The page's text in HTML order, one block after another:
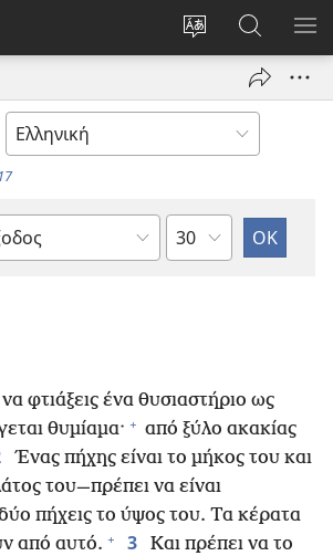
Αλλαγή
γλώσσας
ιστότοπου
Σύνδεση
(ανοίγει
παράθυρο)
στο
JW.ORG
Κεφάλαιο
φτιάξεις ένα θυσιαστήριο ως
θυμίαμα· + από ξύλο ακακίας
Ένας πήχης είναι το μήκος του και
του—πρέπει να είναι
πήχεις το ύψος του. Τα κέρατα
από αυτό. + 3
Και πρέπει να το